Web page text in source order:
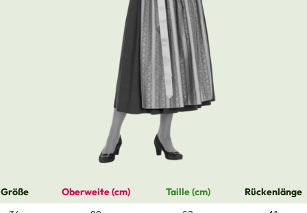
Größe Oberweite (cm) Taille (cm)
Rückenlänge